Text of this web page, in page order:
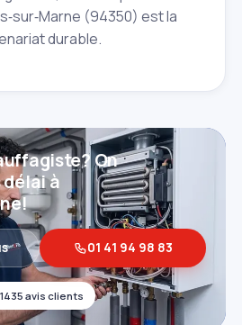
(94350) est la
durable.
1435 avis clients
On
à
01 41 94 98 83